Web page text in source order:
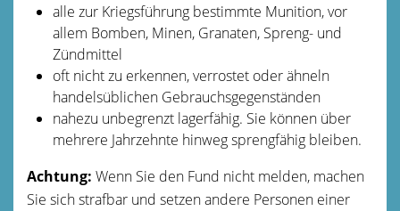
alle zur Kriegsführung bestimmte Munition, vor
allem Bomben, Minen, Granaten, Spreng- und
Zündmittel
oft nicht zu erkennen, verrostet oder ähneln
handelsüblichen Gebrauchsgegenständen
nahezu unbegrenzt lagerfähig. Sie können über
mehrere Jahrzehnte hinweg sprengfähig bleiben.
Achtung: Wenn Sie den Fund nicht melden, machen
Sie sich strafbar und setzen andere Personen einer